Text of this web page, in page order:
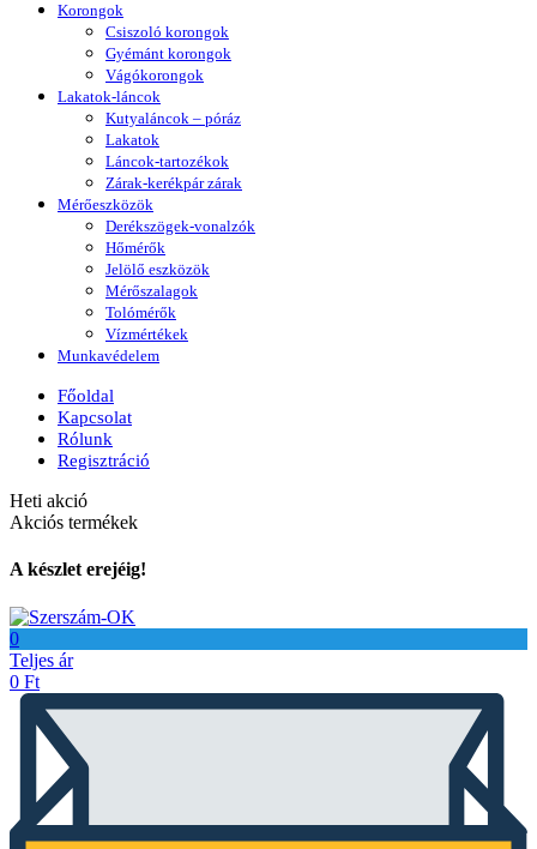
Korongok
Csiszoló korongok
Gyémánt korongok
Vágókorongok
Lakatok-láncok
Kutyaláncok – póráz
Lakatok
Láncok-tartozékok
Zárak-kerékpár zárak
Mérőeszközök
Derékszögek-vonalzók
Hőmérők
Jelölő eszközök
Mérőszalagok
Tolómérők
Vízmértékek
Munkavédelem
Főoldal
Kapcsolat
Rólunk
Regisztráció
Heti akció
Akciós termékek
A készlet erejéig!
0
Teljes ár
0 Ft